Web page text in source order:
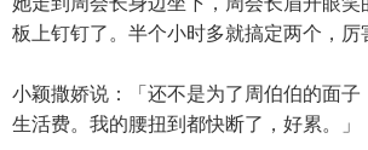
板上钉钉了。半个小时多就搞定两个，厉
小颖撒娇说：「还不是为了周伯伯的面子
生活费。我的腰扭到都快断了，好累。」